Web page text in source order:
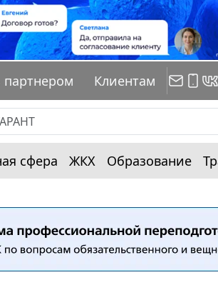
партнером Клиентам
сфера ЖКХ Образование